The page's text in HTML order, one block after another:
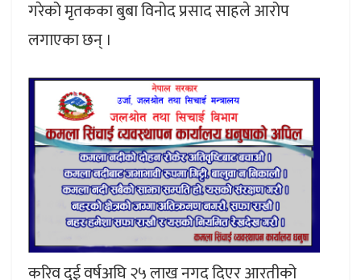
गरेको मृतकका बुबा विनोद प्रसाद साहले आरोप
लगाएका छन् ।
करिव दुई वर्षअघि २५ लाख नगद दिएर आरतीको